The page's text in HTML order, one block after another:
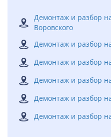
Демонтаж и разбор
Воровского
Демонтаж и разбор
Демонтаж и разбор
Демонтаж и разбор
Демонтаж и разбор
Демонтаж и разбор